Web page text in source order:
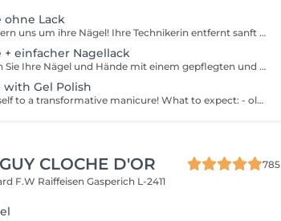
ohne Lack
Wir kümmern uns um ihre Nägel! Ihre Technikerin entfernt sanft abgestorbene hautzellen, feilt und formt ihre Nägel und poliert die oberfläche für ein glattes, natürliches finish. Unsere meister bieten kantige, hardware- oder kombinierte manicures an, je nach ihren wünschen. Wie wird eine manicure ohne nagellack durchgeführt? - raue haut wird sanft entfernt - die form der nagelplatte wird behutsam korrigiert - die Nagelhaut und seitlichen ränder werden sorgfältig bearbeitet - Nagelhautöl und handcreme werden aufgetragen, um zu pflegen und zu hydratisieren Altersbeschränkung: empfohlen ab 14 Jahren. Nachbehandlungsempfehlungen: es sind keine speziellen Nachbehandlungen erforderlich. Häufigkeit: alle 3 Wochen.
+ einfacher Nagellack
Verwöhnen Sie Ihre Nägel und Hände mit einem gepflegten und ordentlichen Erscheinungsbild! Unsere Technikerinnen werden effektiv abgestorbene Hautzellen entfernen, die Nägel in Form bringen und feilen sowie die äußere Oberfläche polieren. Am Ende dieser Behandlung wird ein regulärer Nagellack aufgetragen. Unsere Meisterinnen bieten klassische, Hardware- oder kombinierte Maniküre an. Wie wird die Maniküre mit regulärer Nagellack durchgeführt? - rauhe Haut wird entfernt - die Form der Nagelplatte wird korrigiert - die Nagelhaut und seitlichen Rillen werden korrigiert - Nagellack wird aufgetragen - Nagelhautöl und Handcreme werden aufgetragen Altersbeschränkungen: empfohlen ab 14 Jahren. Empfehlungen nach dem Eingriff: es gibt keine speziellen Empfehlungen nach diesem Verfahren. Frequenz: einmal in 3 Wochen.
with Gel Polish
Treat yourself to a transformative manicure! What to expect: - old polish is removed as a bonus - rough skin is removed - nails are shaped - cuticles and side ridges are polished - reinforcement is performed if chosen - semi-permanent polish is applied - cuticle oil and hand cream are applied Age: 16+ Frequency: every 3 weeks for best results. *Removal of old semi-permanent polish is included with the manicure. If you want a separate removal appointment, we charge €20 for the careful process that protects your nails. For the manicure, we leave a thin layer of old polish under the new layer to enhance the durability of the semi-permanent polish. *Please note that if semipermanent nail polish without manicure is chosen, rough skin, cuticle and side ridges won't be removed.
CLOCHE D'OR
785
F.W RaiffeisenGasperich L-2411